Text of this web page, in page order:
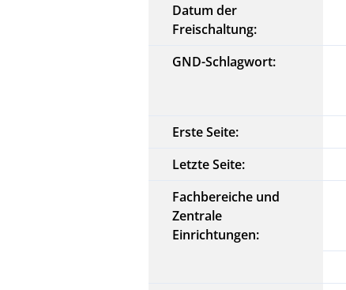
Datum der
Freischaltung:
GND-Schlagwort:
Erste Seite:
Letzte Seite:
Fachbereiche und
Zentrale
Einrichtungen: